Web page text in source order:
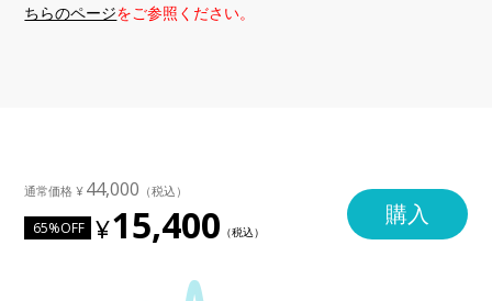
ちらのページをご参照ください。
44,000
65%OFF 15,400 購入